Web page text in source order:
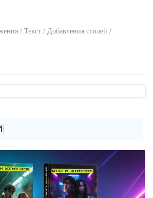
/ Текст / Добавления стилей /